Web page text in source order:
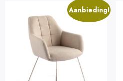
Aanbieding!